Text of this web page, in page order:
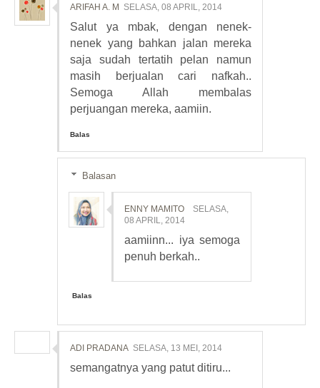
ARIFAH A. M SELASA, 08 APRIL, 2014
Salut ya mbak, dengan nenek-
nenek yang bahkan jalan mereka
saja sudah tertatih pelan namun
masih berjualan cari nafkah..
Semoga Allah membalas
perjuangan mereka, aamiin.
Balas
Balasan
ENNY MAMITO
SELASA,
08 APRIL, 2014
aamiinn... iya semoga
penuh berkah..
Balas
ADI PRADANA SELASA, 13 MEI, 2014
semangatnya yang patut ditiru...